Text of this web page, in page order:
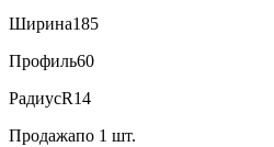
Ширина185
Профиль60
РадиусR14
Продажапо 1 шт.